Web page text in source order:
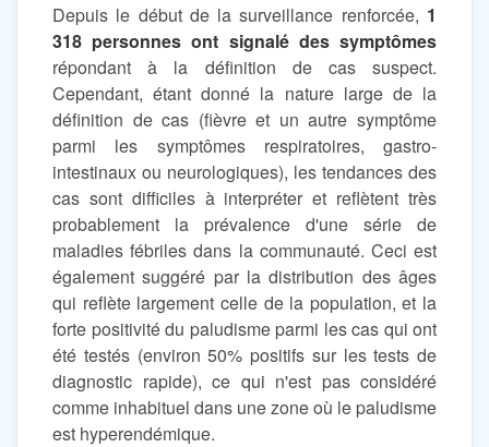
Depuis le début de la surveillance renforcée, 1
318 personnes ont signalé des symptômes
répondant à la définition de cas suspect.
Cependant, étant donné la nature large de la
définition de cas (fièvre et un autre symptôme
parmi les symptômes respiratoires, gastro-
intestinaux ou neurologiques), les tendances des
cas sont difficiles à interpréter et reflètent très
probablement la prévalence d'une série de
maladies fébriles dans la communauté. Ceci est
également suggéré par la distribution des âges
qui reflète largement celle de la population, et la
forte positivité du paludisme parmi les cas qui ont
été testés (environ 50% positifs sur les tests de
diagnostic rapide), ce qui n'est pas considéré
comme inhabituel dans une zone où le paludisme
est hyperendémique.